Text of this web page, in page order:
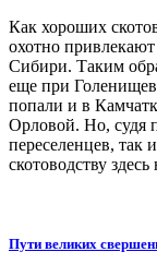
Как хороших
охотно
Сибири. Таким
еще при
попали и в
Орловой. Но, судя
переселенцев, так
скотоводству здесь
Пути великих